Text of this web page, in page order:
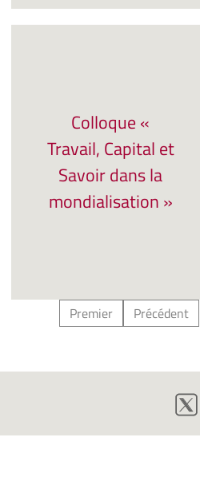
Colloque «
Travail, Capital et
Savoir dans la
mondialisation »
Premier Précédent